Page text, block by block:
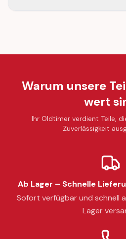
Warum unsere
wert
Ihr Oldtimer verdient Teile,
Zuverlässigkeit
Ab Lager – Schnelle
Sofort verfügbar und schnell
Lager